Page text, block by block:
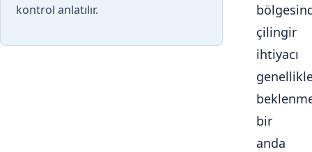
kontrol anlatılır.
çilingir
ihtiyacı
bir
anda